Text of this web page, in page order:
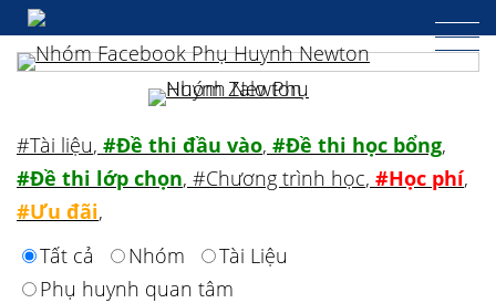
#Tài liệu, #Đề thi đầu vào, #Đề thi học bổng,
#Đề thi lớp chọn, #Chương trình học, #Học phí,
#Ưu đãi,
Tất cả
Nhóm
Tài Liệu
Phụ huynh quan tâm